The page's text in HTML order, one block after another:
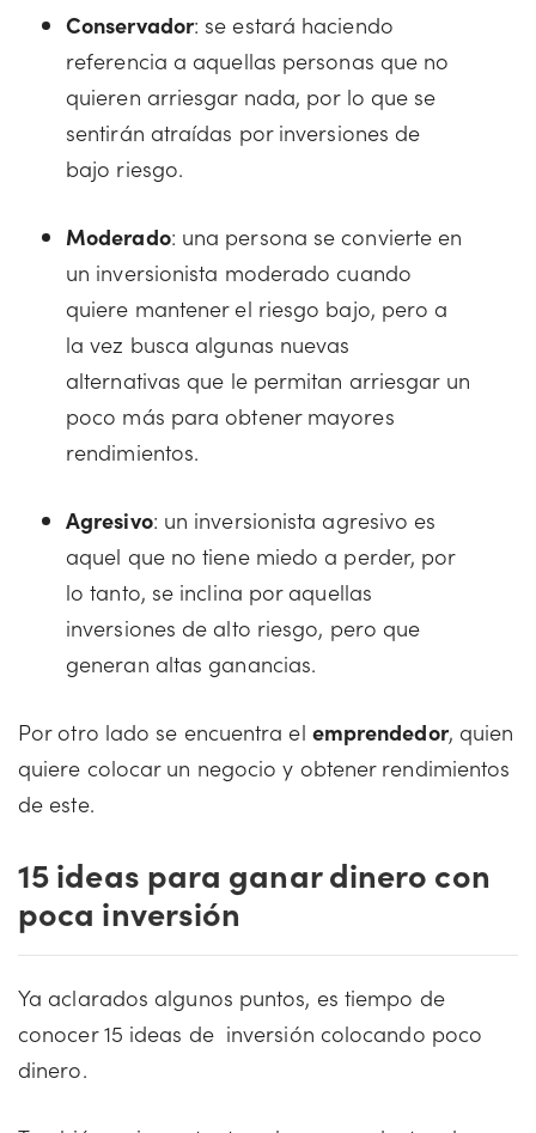
Conservador: se estará haciendo
referencia a aquellas personas que no
quieren arriesgar nada, por lo que se
sentirán atraídas por inversiones de
bajo riesgo.
Moderado: una persona se convierte en
un inversionista moderado cuando
quiere mantener el riesgo bajo, pero a
la vez busca algunas nuevas
alternativas que le permitan arriesgar un
poco más para obtener mayores
rendimientos.
Agresivo: un inversionista agresivo es
aquel que no tiene miedo a perder, por
lo tanto, se inclina por aquellas
inversiones de alto riesgo, pero que
generan altas ganancias.
Por otro lado se encuentra el emprendedor, quien
quiere colocar un negocio y obtener rendimientos
de este.
15 ideas para ganar dinero con
poca inversión
Ya aclarados algunos puntos, es tiempo de
conocer 15 ideas de inversión colocando poco
dinero.